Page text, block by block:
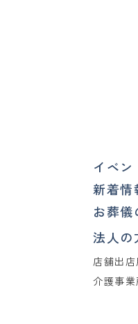
イベン
新着情
お葬
法人の
店舗出
介護事